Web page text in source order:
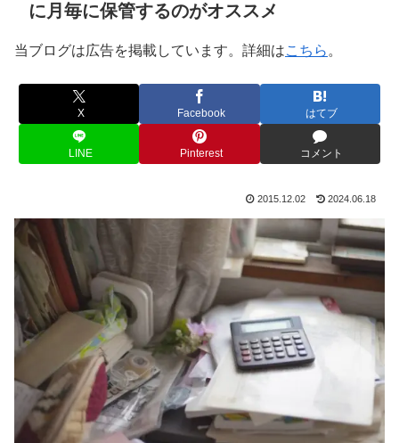
に月毎に保管するのがオススメ
当ブログは広告を掲載しています。詳細はこちら 。
X Facebook はてブ
LINE Pinterest コメント
2015.12.02 2024.06.18